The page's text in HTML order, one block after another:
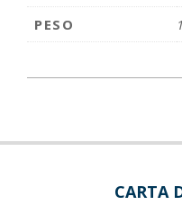
PESO
CARTA